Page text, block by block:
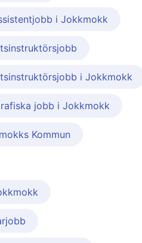
i Jokkmokk
i Jokkmokk
jobb i Jokkmokk
Kommun